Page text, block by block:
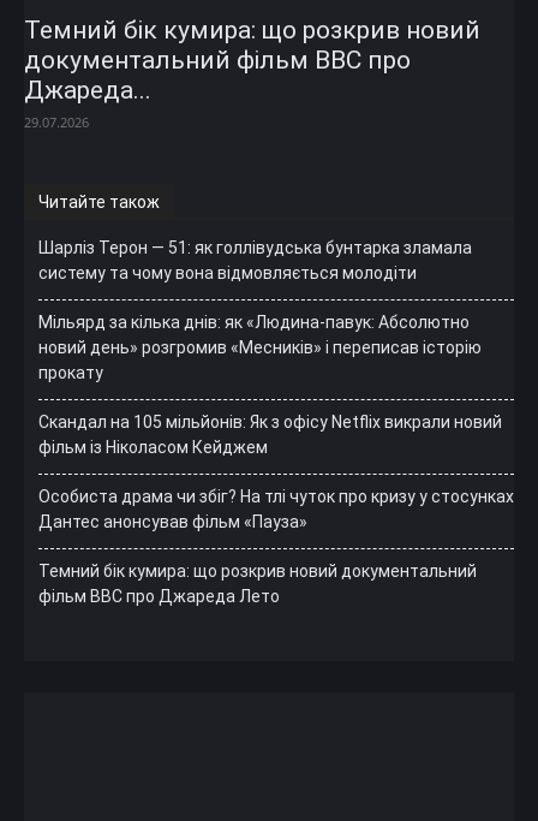
Темний бік кумира: що розкрив новий
документальний фільм ВВС про
Джареда...
29.07.2026
Читайте також
Шарліз Терон — 51: як голлівудська бунтарка зламала
систему та чому вона відмовляється молодіти
Мільярд за кілька днів: як «Людина-павук: Абсолютно
новий день» розгромив «Месників» і переписав історію
прокату
Скандал на 105 мільйонів: Як з офісу Netflix викрали новий
фільм із Ніколасом Кейджем
Особиста драма чи збіг? На тлі чуток про кризу у стосунках
Дантес анонсував фільм «Пауза»
Темний бік кумира: що розкрив новий документальний
фільм ВВС про Джареда Лето